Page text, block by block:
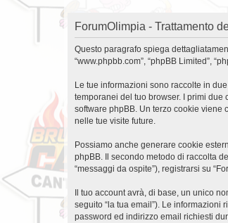
ForumOlimpia - Trattamento
Questo paragrafo spiega
“www.phpbb.com”, “phpBB Limited”,
Le tue informazioni sono raccolte in
temporanei del tuo browser. I primi due
software phpBB. Un terzo cookie viene
nelle tue visite future.
Possiamo anche generare cookie
phpBB. Il secondo metodo di raccolta
“messaggi da ospite”), registrarsi su
Il tuo account avrà, di base, un unico
seguito “la tua email”). Le informazioni
password ed indirizzo email richiesti